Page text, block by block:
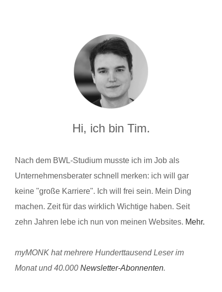
Hi, ich bin Tim.
Nach dem BWL-Studium musste ich im Job als
Unternehmensberater schnell merken: ich will gar
keine "große Karriere". Ich will frei sein. Mein Ding
machen. Zeit für das wirklich Wichtige haben. Seit
zehn Jahren lebe ich nun von meinen Websites. Mehr.
myMONK hat mehrere Hunderttausend Leser im
Monat und 40.000 Newsletter-Abonnenten.